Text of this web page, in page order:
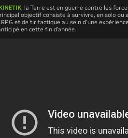
, la Terre est en guerre contre les
objectif consiste à survivre, en solo ou
et de tir tactique au sein d’une
en cette fin d’année.